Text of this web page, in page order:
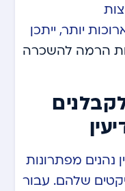
יותר, ייתכן
הרמה להשכרה
נהנים מפתרונות
שלהם. עבור